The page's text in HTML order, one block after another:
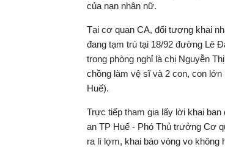
của nạn nhân nữ.
Tại cơ quan CA, đối tượng khai
đang tạm trú tại 18/92 đường Lê
trong phòng nghỉ là chị Nguyễn
chồng làm vệ sĩ và 2 con, con
Huế).
Trực tiếp tham gia lấy lời khai
an TP Huế - Phó Thủ trưởng Cơ
ra lì lợm, khai báo vòng vo không